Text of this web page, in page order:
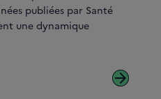
publiées par Santé
une dynamique
arrow_forward